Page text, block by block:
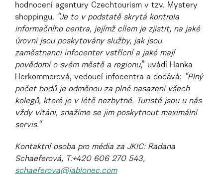
hodnocení agentury Czechtourism v tzv. Mystery
shoppingu. “Je to v podstatě skrytá kontrola
informačního centra, jejímž cílem je zjistit, na jaké
úrovni jsou poskytovány služby, jak jsou
zaměstnanci infocenter vstřícní a jaké mají
povědomí o svém městě a regionu,” uvádí Hanka
Herkommerová, vedoucí infocentra a dodává: “Plný
počet bodů je odměnou za plné nasazení všech
kolegů, které je v létě nezbytné.
Turisté jsou u nás
vždy vítáni, snažíme se jim poskytnout maximální
servis.“
Kontaktní osoba pro média za JKIC: Radana
Schaeferová, T:+420 606 270 543,
schaeferova@jablonec.com